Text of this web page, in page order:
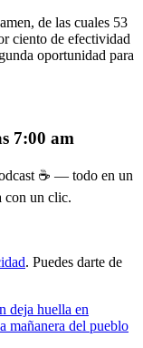
de las cuales 53
ciento de efectividad
oportunidad para
7:00 am
☕ — todo en un
con un clic.
. Puedes darte de
deja huella en
mañanera del pueblo